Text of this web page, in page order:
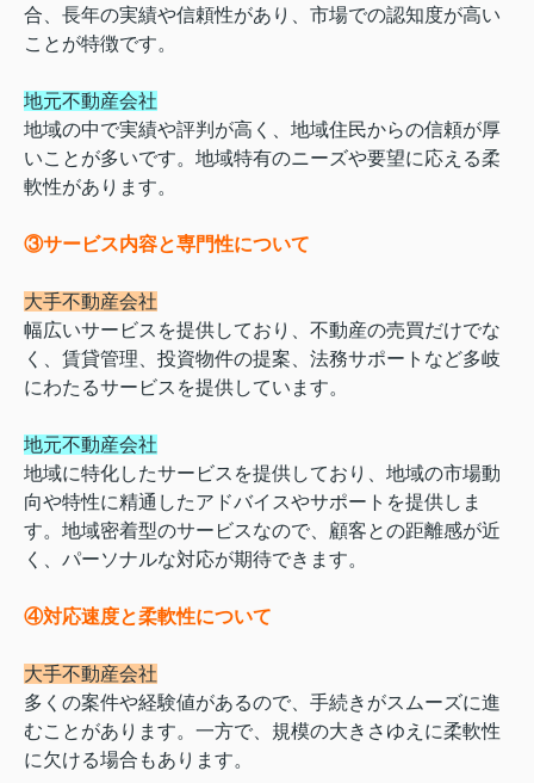
合、長年の実績や信頼性があり、市場での認知度が高い
ことが特徴です。
地元不動産会社
地域の中で実績や評判が高く、地域住民からの信頼が厚
いことが多いです。地域特有のニーズや要望に応える柔
軟性があります。
③サービス内容と専門性について
大手不動産会社
幅広いサービスを提供しており、不動産の売買だけでな
く、賃貸管理、投資物件の提案、法務サポートなど多岐
にわたるサービスを提供しています。
地元不動産会社
地域に特化したサービスを提供しており、地域の市場動
向や特性に精通したアドバイスやサポートを提供しま
す。地域密着型のサービスなので、顧客との距離感が近
く、パーソナルな対応が期待できます。
④対応速度と柔軟性について
大手不動産会社
多くの案件や経験値があるので、手続きがスムーズに進
むことがあります。一方で、規模の大きさゆえに柔軟性
に欠ける場合もあります。